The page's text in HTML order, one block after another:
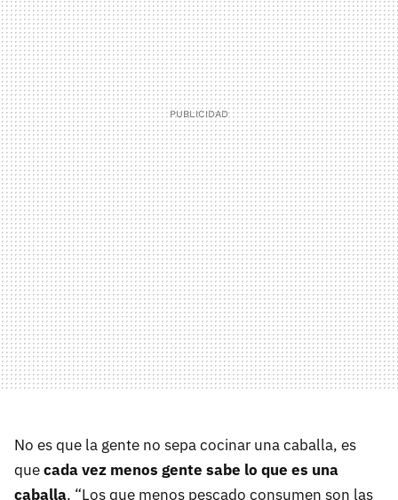
No es que la gente no sepa cocinar una caballa, es
quecada vez menos gente sabe lo que es una
caballa. “Los que menos pescado consumen son las